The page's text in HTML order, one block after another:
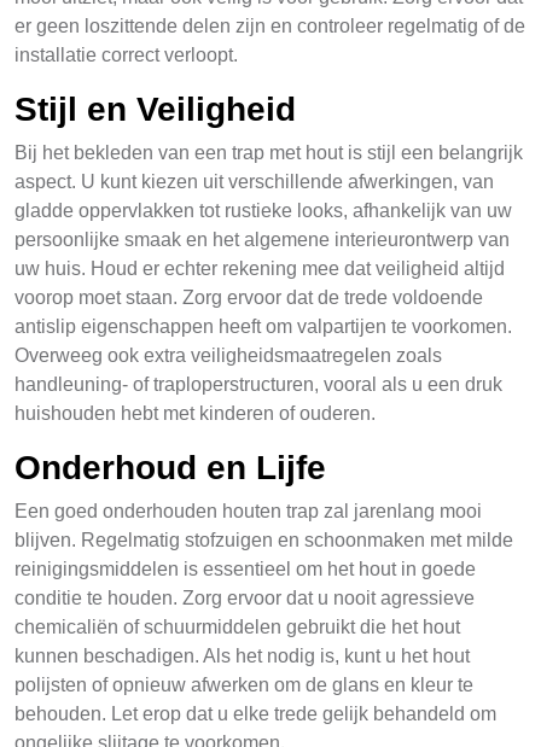
er geen loszittende delen zijn en controleer regelmatig of de
installatie correct verloopt.
Stijl en Veiligheid
Bij het bekleden van een trap met hout is stijl een belangrijk
aspect. U kunt kiezen uit verschillende afwerkingen, van
gladde oppervlakken tot rustieke looks, afhankelijk van uw
persoonlijke smaak en het algemene interieurontwerp van
uw huis. Houd er echter rekening mee dat veiligheid altijd
voorop moet staan. Zorg ervoor dat de trede voldoende
antislip eigenschappen heeft om valpartijen te voorkomen.
Overweeg ook extra veiligheidsmaatregelen zoals
handleuning- of traploperstructuren, vooral als u een druk
huishouden hebt met kinderen of ouderen.
Onderhoud en Lijfe
Een goed onderhouden houten trap zal jarenlang mooi
blijven. Regelmatig stofzuigen en schoonmaken met milde
reinigingsmiddelen is essentieel om het hout in goede
conditie te houden. Zorg ervoor dat u nooit agressieve
chemicaliën of schuurmiddelen gebruikt die het hout
kunnen beschadigen. Als het nodig is, kunt u het hout
polijsten of opnieuw afwerken om de glans en kleur te
behouden. Let erop dat u elke trede gelijk behandeld om
ongelijke slijtage te voorkomen.